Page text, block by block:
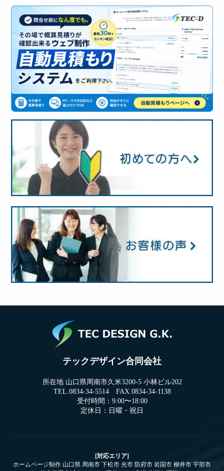
た。
もちろん、お客さまにもたくさんご協力いただく
ことはあるかもしれませんが、基本的には紹介文
やキャッチコピーなどもお客さまに変わって、テ
ックデザインが作成しておりますので、実際は、
それほど深く考えずともホームページ制作は進め
どうか気構えず、まずはお気軽に相談してみてい
ただければ幸いです。
ぜひ、貴方も『ホームページで世界に向けて情報
発信する』という醍醐味を味わっていただければ
幸いです。
以下の動画で、TEC-Dのホームページ作成サービ
スにて、標準で付いている更新システムへの新着
情報やブログを投稿する手順をガイドしておりま
すので、よろしければチェックしていただければ
と思います。
TEC-D のCMSについて、詳しくはこちらのページ
もご参照下さい。
https://www.tec-d.com/gaiyou/tecd-cms/
また、特殊なホームページでない限り、ウェブデ
ザイン会社でも最もコストのかかるウェブシステ
ム（プログラミング）などに外注業者を使わず、
自社制作プログラムまたは、オープンソースプロ
グラムを利用していることも、コストパフォーマ
ンスの良い要因となっています。
は、Eメールやお電話だけのやり取りで解決でき
るようになりましたので、県内外を問わずどうぞ
ご安心してご相談ください。
まずはお気軽にお問い合わせいただければ幸いで
す。
し、成果に結びつく確立も当然下がると考えるか
らです。
そして、自らが手がけさせていただいたホームペ
ージが積極的に活用され、世界に向けて情報発信
されて、人と人との繋がりを生んでいくというこ
とはテックデザイン自身の願いでもあり、喜びで
もあります。
ですから、出来る限りのサポートを心がけていま
す。
当たり前の話しですね。
て、ユーザーさま同士の情報共有も推進している
ほか、更新業務についてもご相談承っております
ので、お気軽にご相談下さい。
いのが現実です。
まずはコチラから見積をとっていただき、金額に
納得していただいた上で申し込んでいただければ
と思います。
なお、お見積は無料となっております。
テックデザイン合同会社
所在地 山口県周南市久米3200-5 小林ビル202
TEL.0834-34-5514 FAX.0834-34-1138
受付時間：9:00〜18:00
定休日：日曜・祝日
[対応エリア]
ホームページ制作 山口県 周南市 下松市 光市 防府市 岩国市 柳井市 宇部市